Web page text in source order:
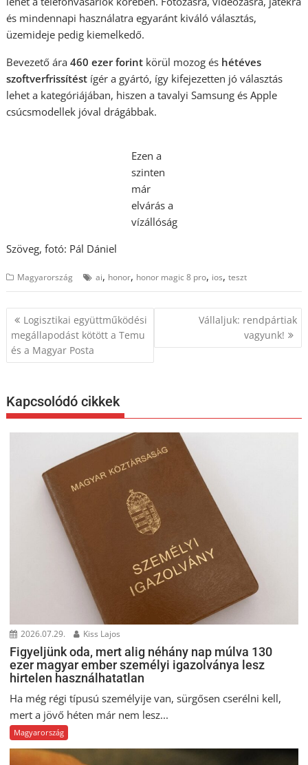
és mindennapi használatra egyaránt kiváló választás,
üzemideje pedig kiemelkedő.
Bevezető ára460 ezer forint körül mozog és hétéves
szoftverfrissítést ígér a gyártó, így kifejezetten jó választás
lehet a kategóriájában, hiszen a tavalyi Samsung és Apple
csúcsmodellek jóval drágábbak.
Ezen a
szinten
már
elvárás a
vízállóság
Szöveg, fotó: Pál Dániel
Magyarország ai, honor, honor magic 8 pro, ios,teszt
Bejegyzés
navigáció
Logisztikai együttműködési
megállapodást kötött a Temu
és a Magyar Posta
Vállaljuk: rendpártiak
vagyunk!
Kapcsolódó cikkek
2026.07.29. Kiss Lajos
Figyeljünk oda, mert alig néhány nap múlva 130
ezer magyar ember személyi igazolványa lesz
hirtelen használhatatlan
Ha még régi típusú személyije van, sürgősen cserélni kell,
mert a jövő héten már nem lesz...
Magyarország